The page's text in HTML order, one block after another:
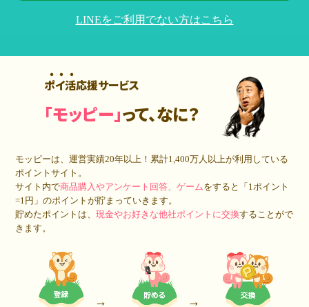
LINEをご利用でない方はこちら
ポイ活応援サービス
「モッピー」って、なに？
モッピーは、運営実績20年以上！累計1,400万人 以上が利用している
ポイントサイト。
サイト内で商品購入やアンケート回答、ゲームをすると「1ポイント
=1円」のポイントが貯まっていきます。
貯めたポイントは、現金やお好きな他社ポイントに交換することがで
きます。